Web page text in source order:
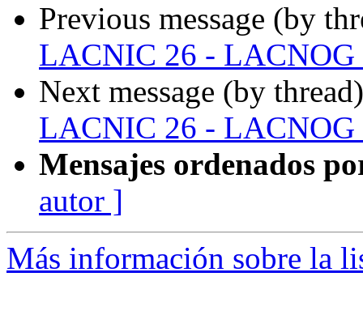
Previous message (by
LACNIC 26 - LACNOG
Next message (by
LACNIC 26 - LACNOG
Mensajes ordenados
autor ]
Más información sobre la